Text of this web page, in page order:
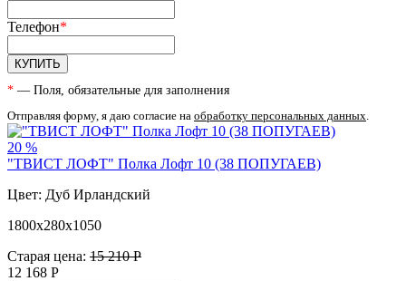
Телефон*
КУПИТЬ
* — Поля, обязательные для заполнения
Отправляя форму, я даю согласие на обработку персональных данных
20 %
"ТВИСТ ЛОФТ" Полка Лофт 10 (38 ПОПУГАЕВ)
Цвет: Дуб Ирландский
1800х280х1050
Старая цена: 15 210 Р
12 168 Р